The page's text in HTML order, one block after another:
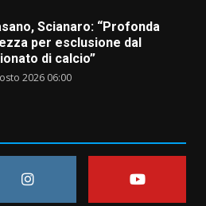
Scianaro: “Profonda
per esclusione dal
di calcio”
2026 06:00
ferito a colpi di arma